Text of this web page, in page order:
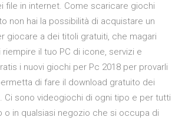
file in internet. Come scaricare giochi
non hai la possibilità di acquistare un
giocare a dei titoli gratuiti, che magari
il tuo PC di icone, servizi e
i nuovi giochi per Pc 2018 per provarli
di fare il download gratuito dei
sono videogiochi di ogni tipo e per tutti
in qualsiasi negozio che si occupa di